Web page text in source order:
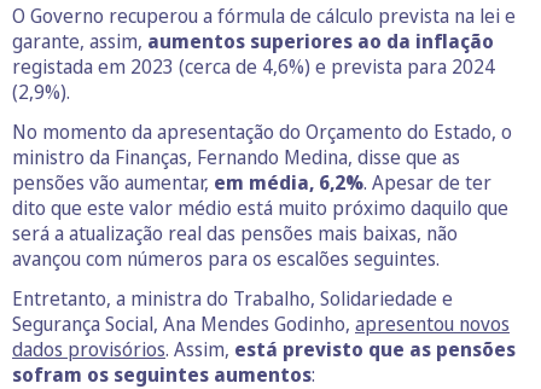
O Governo recuperou a fórmula de cálculo prevista na lei e
garante, assim, aumentos superiores ao da inflação
registada em 2023 (cerca de 4,6%) e prevista para 2024
(2,9%).
No momento da apresentação do Orçamento do Estado, o
ministro da Finanças, Fernando Medina, disse que as
pensões vão aumentar, em média, 6,2%. Apesar de ter
dito que este valor médio está muito próximo daquilo que
será a atualização real das pensões mais baixas, não
avançou com números para os escalões seguintes.
Entretanto, a ministra do Trabalho, Solidariedade e
Segurança Social, Ana Mendes Godinho, apresentou novos
dados provisórios. Assim, está previsto que as pensões
sofram os seguintes aumentos: